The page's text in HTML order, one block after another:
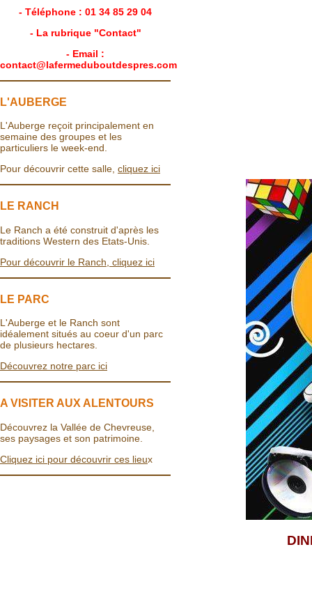
- Téléphone : 01 34 85 29 04
- La rubrique "Contact"
- Email :
contact@lafermeduboutdespres.com
L'AUBERGE
L'Auberge reçoit principalement en
semaine des groupes et les
particuliers le week-end.
Pour découvrir cette salle, cliquez ici
LE RANCH
Le Ranch a été construit d'après les
traditions Western des Etats-Unis.
Pour découvrir le Ranch, cliquez ici
LE PARC
L'Auberge et le Ranch sont
idéalement situés au coeur d'un parc
de plusieurs hectares.
Découvrez notre parc ici
A VISITER AUX ALENTOURS
Découvrez la Vallée de Chevreuse,
ses paysages et son patrimoine.
Cliquez ici pour découvrir ces lieux